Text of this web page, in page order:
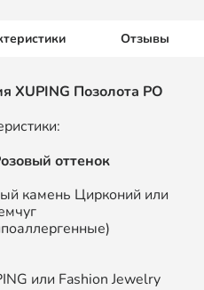
Отзывы
XUPING Позолота РО
оттенок
камень Цирконий или
или Fashion Jewelry